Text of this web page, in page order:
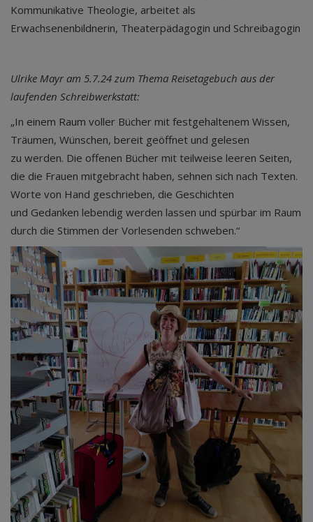
Kommunikative Theologie, arbeitet als
Erwachsenenbildnerin, Theaterpädagogin und Schreibagogin
Ulrike Mayr am 5.7.24 zum Thema Reisetagebuch aus der
laufenden Schreibwerkstatt:
„In einem Raum voller Bücher mit festgehaltenem Wissen,
Träumen, Wünschen, bereit geöffnet und gelesen
zu werden. Die offenen Bücher mit teilweise leeren Seiten,
die die Frauen mitgebracht haben, sehnen sich nach Texten.
Worte von Hand geschrieben, die Geschichten
und Gedanken lebendig werden lassen und spürbar im Raum
durch die Stimmen der Vorlesenden schweben.“